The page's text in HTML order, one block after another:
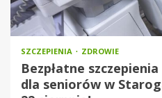
SZCZEPIENIA ZDROWIE
Bezpłatne
dla seniorów w